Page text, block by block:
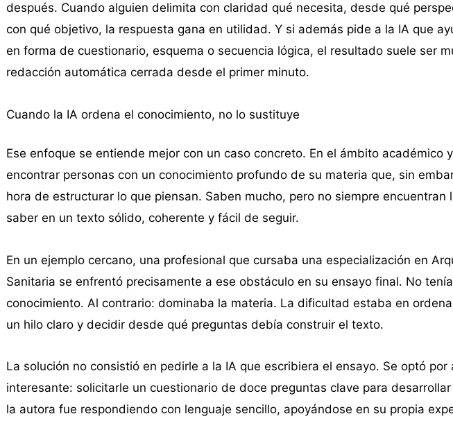
después. Cuando alguien delimita con claridad qué necesita, desde qué
con qué objetivo, la respuesta gana en utilidad. Y si además pide a la IA que
en forma de cuestionario, esquema o secuencia lógica, el resultado suele ser
redacción automática cerrada desde el primer minuto.
Cuando la IA ordena el conocimiento, no lo sustituye
Ese enfoque se entiende mejor con un caso concreto. En el ámbito académico
encontrar personas con un conocimiento profundo de su materia que, sin
hora de estructurar lo que piensan. Saben mucho, pero no siempre encuentran
saber en un texto sólido, coherente y fácil de seguir.
En un ejemplo cercano, una profesional que cursaba una especialización en
Sanitaria se enfrentó precisamente a ese obstáculo en su ensayo final. No
conocimiento. Al contrario: dominaba la materia. La dificultad estaba en
un hilo claro y decidir desde qué preguntas debía construir el texto.
La solución no consistió en pedirle a la IA que escribiera el ensayo. Se optó por
interesante: solicitarle un cuestionario de doce preguntas clave para
la autora fue respondiendo con lenguaje sencillo, apoyándose en su propia